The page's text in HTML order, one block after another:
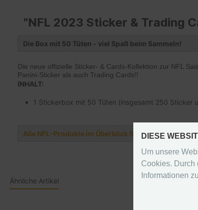
DIESE
Um unsere
Cookies. Durch
Informationen
"NFL 2023 Sticker & Trading
Die Box mit 50 Tüten - viel Spaß beim Sammeln!
Die neue offizielle Sticker- & Cards-Kollektion zur NFL
Panini-Sticker als auch Trading Cards!!
INHALT:
1 Stickerbox mit 50 Tüten (insgesamt 250 Sticker
Alle NFL-Produkte im Überblick findest du auf
Ähnliche Artikel